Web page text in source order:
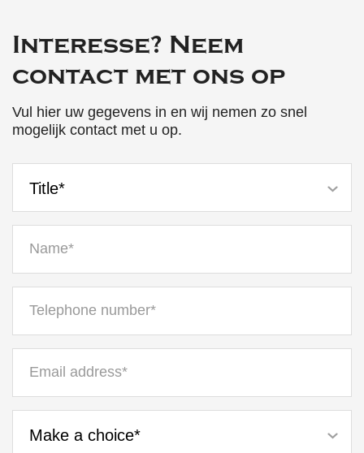
Interesse? Neem
contact met ons op
Vul hier uw gegevens in en wij nemen zo snel
mogelijk contact met u op.
Title*
Make a choice*